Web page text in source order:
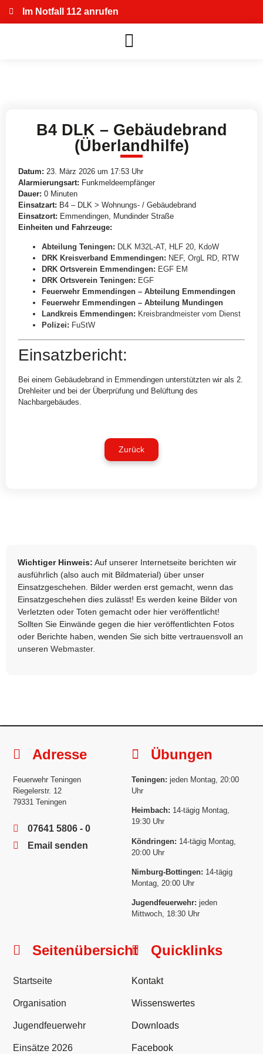
Im Notfall 112 anrufen
B4 DLK – Gebäudebrand
(Überlandhilfe)
Datum: 23. März 2026 um 17:53 Uhr
Alarmierungsart: Funkmeldeempfänger
Dauer: 0 Minuten
Einsatzart: B4 – DLK > Wohnungs- / Gebäudebrand
Einsatzort: Emmendingen, Mundinder Straße
Einheiten und Fahrzeuge:
Abteilung Teningen: DLK M32L-AT, HLF 20, KdoW
DRK Kreisverband Emmendingen: NEF,OrgL RD, RTW
DRK Ortsverein Emmendingen: EGF EM
DRK Ortsverein Teningen: EGF
Feuerwehr Emmendingen – Abteilung Emmendingen
Feuerwehr Emmendingen – Abteilung Mundingen
Landkreis Emmendingen: Kreisbrandmeister vom Dienst
Polizei: FuStW
Einsatzbericht:
Bei einem Gebäudebrand in Emmendingen unterstützten wir als 2.
Drehleiter und bei der Überprüfung und Belüftung des
Nachbargebäudes.
Zurück
Wichtiger Hinweis: Auf unserer Internetseite berichten wir
ausführlich (also auch mit Bildmaterial) über unser
Einsatzgeschehen. Bilder werden erst gemacht, wenn das
Einsatzgeschehen dies zulässt! Es werden keine Bilder von
Verletzten oder Toten gemacht oder hier veröffentlicht!
Sollten Sie Einwände gegen die hier veröffentlichten Fotos
oder Berichte haben, wenden Sie sich bitte vertrauensvoll an
unseren Webmaster.
Adresse
Feuerwehr Teningen
Riegelerstr. 12
79331 Teningen
07641 5806 - 0
Email senden
Übungen
Teningen: jeden Montag, 20:00
Uhr
Heimbach: 14-tägig Montag,
19:30 Uhr
Köndringen: 14-tägig Montag,
20:00 Uhr
Nimburg-Bottingen: 14-tägig
Montag, 20:00 Uhr
Jugendfeuerwehr: jeden
Mittwoch, 18:30 Uhr
Seitenübersicht
Startseite
Organisation
Jugendfeuerwehr
Einsätze 2026
Quicklinks
Kontakt
Wissenswertes
Downloads
Facebook